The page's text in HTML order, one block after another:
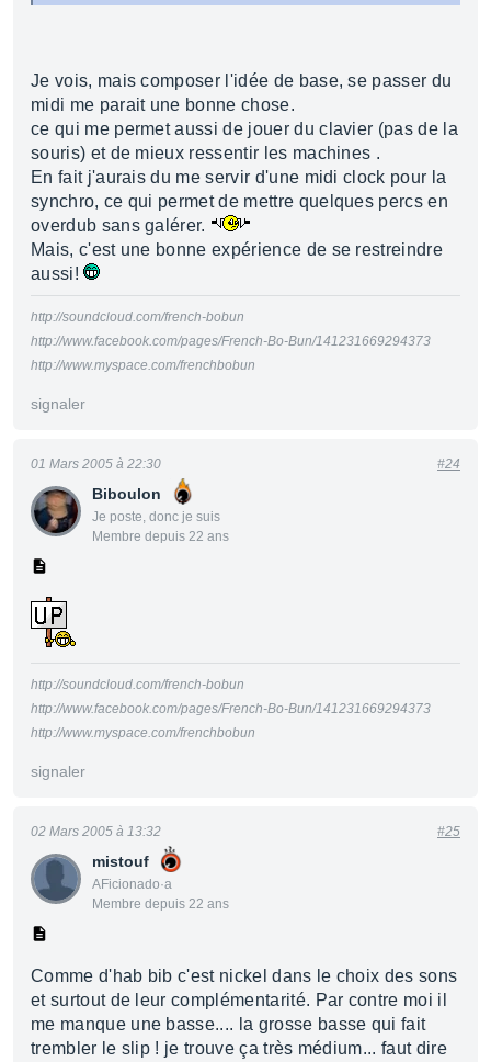
Je vois, mais composer l'idée de base, se passer du
midi me parait une bonne chose.
ce qui me permet aussi de jouer du clavier (pas de la
souris) et de mieux ressentir les machines .
En fait j'aurais du me servir d'une midi clock pour la
synchro, ce qui permet de mettre quelques percs en
overdub sans galérer.
Mais, c'est une bonne expérience de se restreindre
aussi!
http://soundcloud.com/french-bobun
http://www.facebook.com/pages/French-Bo-Bun/141231669294373
http://www.myspace.com/frenchbobun
signaler
Biboulon
Je poste, donc je suis
Membre depuis 22 ans
01 Mars 2005 à 22:30 #24
http://soundcloud.com/french-bobun
http://www.facebook.com/pages/French-Bo-Bun/141231669294373
http://www.myspace.com/frenchbobun
signaler
mistouf
AFicionado·a
Membre depuis 22 ans
02 Mars 2005 à 13:32 #25
Comme d'hab bib c'est nickel dans le choix des sons
et surtout de leur complémentarité. Par contre moi il
me manque une basse.... la grosse basse qui fait
trembler le slip ! je trouve ça très médium... faut dire